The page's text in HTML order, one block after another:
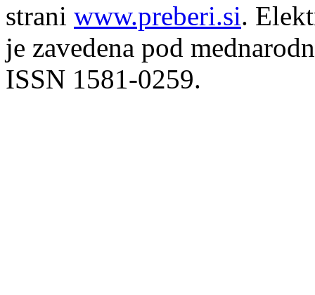
strani www.preberi.si.
je zavedena pod
ISSN 1581-0259.